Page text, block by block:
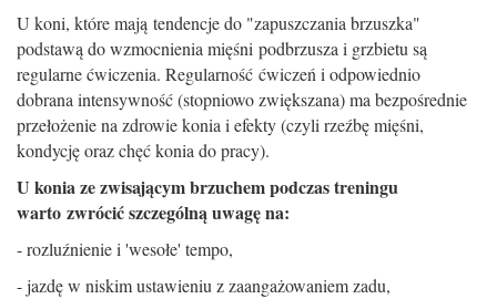
U koni, które mają tendencje do "zapuszczania brzuszka"
podstawą do wzmocnienia mięśni podbrzusza i grzbietu są
regularnećwiczenia. Regularność ćwiczeń i odpowiednio
dobrana intensywność(stopniowo zwiększana) ma bezpośrednie
przełożenie na zdrowie konia i efekty (czyli rzeźbęmięśni,
kondycjęoraz chęćkonia do pracy).
U konia ze zwisającym brzuchem podczas treningu
warto zwrócićszczególnąuwagęna:
- rozluźnienie i 'wesołe' tempo,
- jazdęw niskim ustawieniu z zaangażowaniem zadu,